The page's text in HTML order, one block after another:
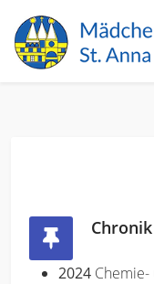
2024 Chemie-